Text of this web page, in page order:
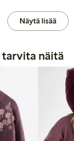
Näytä lisää
tarvita näitä